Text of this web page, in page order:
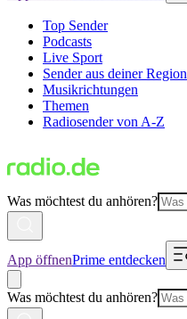
Top Sender
Podcasts
Live Sport
Sender aus deiner Region
Musikrichtungen
Themen
Radiosender von A-Z
Was möchtest du anhören?
App öffnenPrime entdecken
Was möchtest du anhören?